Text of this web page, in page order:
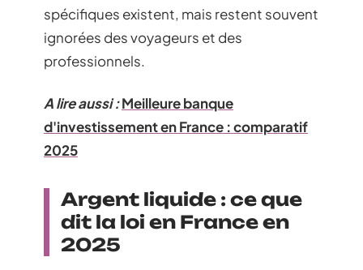
spécifiques existent, mais restent souvent
ignorées des voyageurs et des
professionnels.
A lire aussi :Meilleure banque
d'investissement en France : comparatif
2025
Argent liquide : ce que
dit la loi en France en
2025